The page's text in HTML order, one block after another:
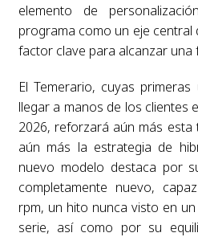
elemento de
programa como un eje central
factor clave para alcanzar
El Temerario, cuyas
llegar a manos de los clientes
2026, reforzará aún más
aún más la estrategia de
nuevo modelo destaca por
completamente nuevo,
rpm, un hito nunca visto en
serie, así como por su